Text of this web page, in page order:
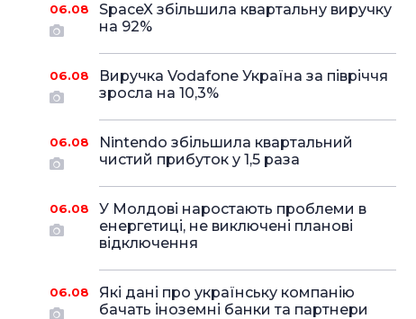
06.08
SpaceX збільшила квартальну виручку
на 92%
06.08
Виручка Vodafone Україна за півріччя
зросла на 10,3%
06.08
Nintendo збільшила квартальний
чистий прибуток у 1,5 раза
06.08
У Молдові наростають проблеми в
енергетиці, не виключені планові
відключення
06.08
Які дані про українську компанію
бачать іноземні банки та партнери